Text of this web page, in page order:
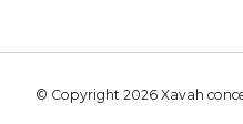
© Copyright 2026 Xavah